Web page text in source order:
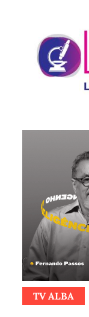
TV ALBA